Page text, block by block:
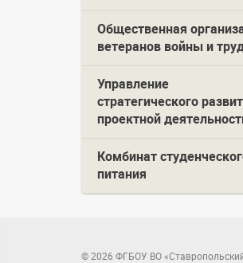
Общественная
ветеранов войны и
Управление
стратегического
проектной
Комбинат
питания
© 2026 ФГБОУ ВО